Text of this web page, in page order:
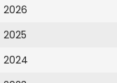
2026
2025
2024